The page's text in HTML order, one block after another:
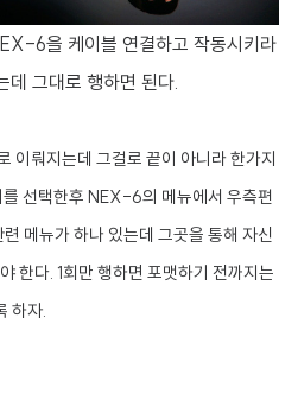
6을 케이블 연결하고 작동시키라
데 그대로 행하면 된다.
이뤄지는데 그걸로 끝이 아니라 한가지
선택한후 NEX-6의 메뉴에서 우측편
메뉴가 하나 있는데 그곳을 통해 자신
한다. 1회만 행하면 포맷하기 전까지는
하자.